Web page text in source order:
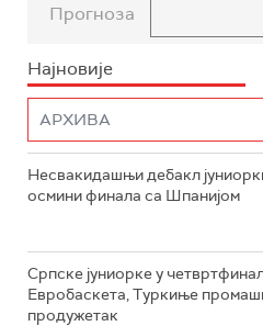
Прогноза
Најновије
Несвакидашњи дебакл
осмини финала са Шпанијом
Српске јуниорке у
Евробаскета, Туркиње
продужетак